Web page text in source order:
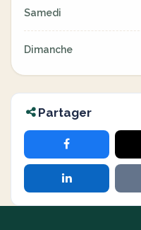
Samedi
Dimanche
Partager